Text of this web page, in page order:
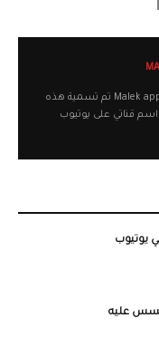
أهلا وسهلا بكم في مدونة Malek apps تم تسمية هذه
اسم قناتي على يوتيوب
يوتيوب
عليه